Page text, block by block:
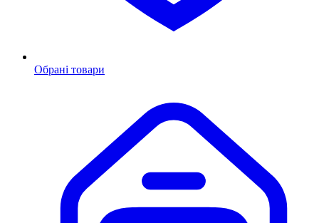
Обрані товари